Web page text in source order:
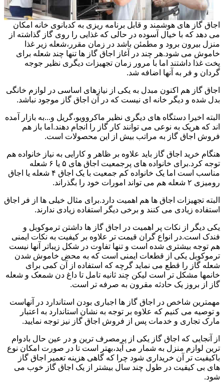
اجاق گاز های هوشمند و قابل برنامه ریزی به کدبانوی خانه امکان
می دهد که با خیال آسوده در حالی که غذایی را روی گاز گذاشته از
منزل بیرون برود و مطمئن باشد در زمان مقرر،شعله زیر غذا
خاموش می شود.هر چند در آغاز اجاق گاز ها تنها چند شعله برای
پخت غذا داشتند اما با مرور زمان تجهیزات دیگری نظیر جوجه
گردان و فر به آنها اضافه شد.
اجاق گاز هم اکنون مبدل به یکی از نیازهای اساسی در لوازم خانگی
بدل شده و دیگر خانه ای نیست که در آن اجاق گاز موجود نباشد.
البته اخیرا دستگاه های دیگری نظیر ماکروویو،گریل و...به بازار آمده
اند که هریک به نوعی می توانند کار گاز را انجام دهند.اما باز هم
فروش اجاق گاز به مراتب بیش از این محصولات است.
هنگام خرید اجاق گاز باید علاوه بر ظاهر و کارایی به نیاز خانواده هم
توجه کرد.برای خانواده های پرجمعیت اجاق های ۵ یا ۶ شعله
مناسب است اما یک خانواده کم جمعیت با یک اجاق ۴ شعله یا اجاق
رومیزی ۲ شعله هم می تواند امورات خود را بگذراند.
البته تجهیزات اجاق ها هم اهمیت دارد.برای مثال خیلی ها از فر اجاق
استفاده زیادی می کنند و برخی دیگر استفاده زیادی ندارند.
یکی دیگر از نکات پر اهمیت در اجاق گاز ها داشتن ترموکوبل و
فندک است.در انواع گران قیمت تر علاوه بر کیفیت به نکات ایمنی
هم توجه بیشتری شده است و تنها تفاوت در شکل زیباتر آنها نیست
ترموکوبل یکی از قطعات ایمنی است که به محض خاموش شدن
شعله گاز را قطع می نماید گرچه که استفاده از آن کمی برای
خانمها مشکل تر است لیکن چند ثانیه تامل تا داغ دن شمعک و شعله
گاز از بروز یک حادثه مقرون به صرفه تر است.
مهمترین شاخص در اجاق گاز ها اجباری بودن استاندارد در آنهاست
و توصیه می کنیم که علاوه بر توجه به نشان استاندارد به اعتبار
مارک تجاری و خدمات پس از فروش اجاق گاز نیز توجه نمایید.
از آنجایی که اجاق گاز یکی از پرمصرف ترین و در عین حال بادوام
ترین لوازم منزل به شمار می آید،بهتر است تا در صورت امکان نوع
باکیفیت تر آن خریداری شود چرا که گاهی هزینه تعمیر اجاق گاز
های بی کیفیت در طول چند سال بیشتر از یک اجاق گاز خوب می
شود.